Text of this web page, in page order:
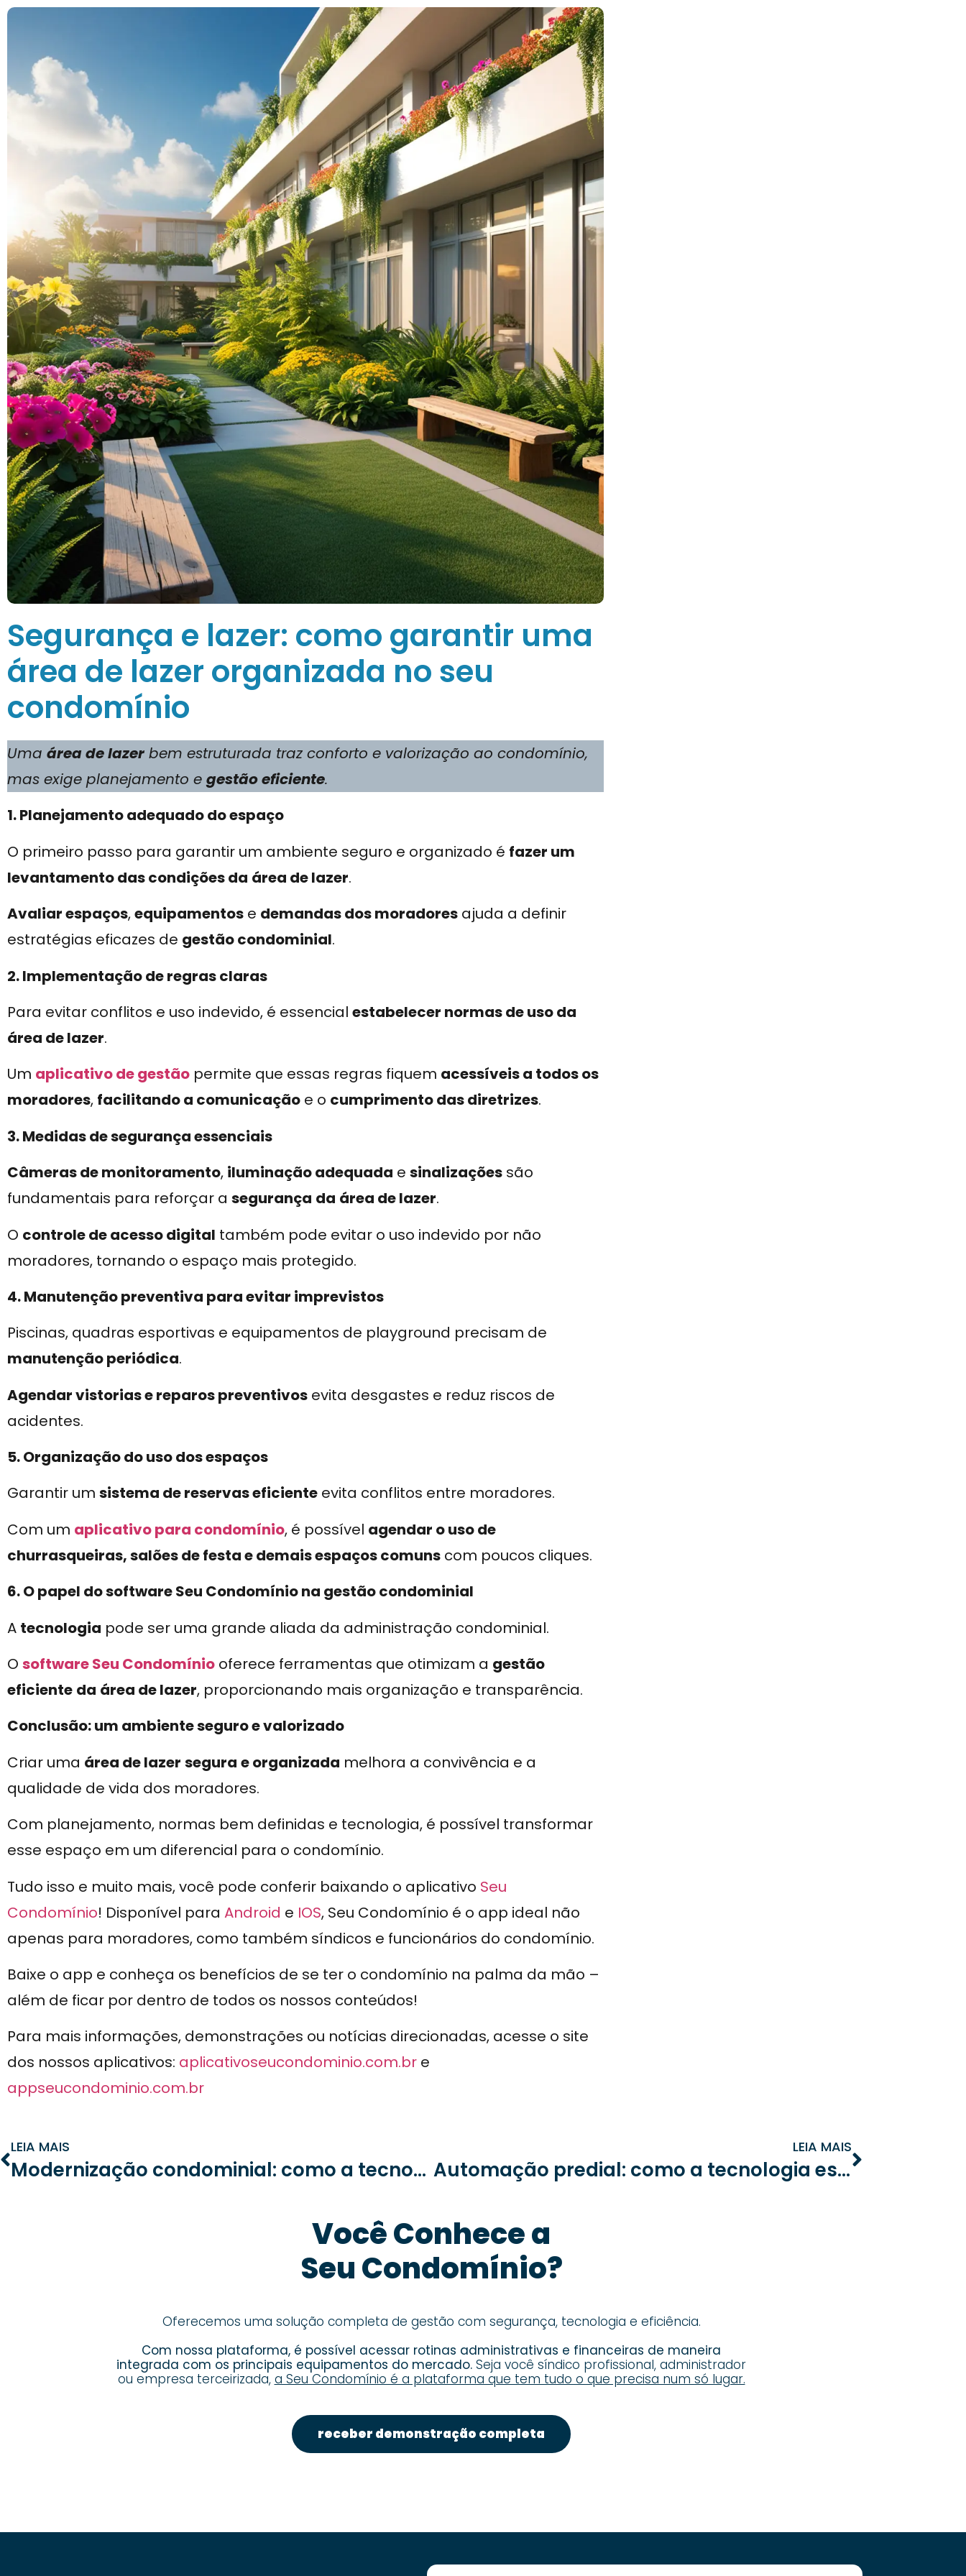
Segurança e lazer: como garantir uma
área de lazer organizada no seu
condomínio
Uma área de lazer bem estruturada traz conforto e valorização ao condomínio,
mas exige planejamento e gestão eficiente.
1. Planejamento adequado do espaço
O primeiro passo para garantir um ambiente seguro e organizado é fazer um
levantamento das condições da área de lazer.
Avaliar espaços,equipamentos e demandas dos moradores ajuda a definir
estratégias eficazes de gestão condominial.
2. Implementação de regras claras
Para evitar conflitos e uso indevido, é essencial estabelecer normas de uso da
área de lazer.
Um aplicativo de gestão permite que essas regras fiquem acessíveis a todos os
moradores, facilitando a comunicação e o cumprimento das diretrizes.
3. Medidas de segurança essenciais
Câmeras de monitoramento, iluminação adequada e sinalizações são
fundamentais para reforçar a segurança da área de lazer.
O controle de acesso digital também pode evitar o uso indevido por não
moradores, tornando o espaço mais protegido.
4. Manutenção preventiva para evitar imprevistos
Piscinas, quadras esportivas e equipamentos de playground precisam de
manutenção periódica.
Agendar vistorias e reparos preventivos evita desgastes e reduz riscos de
acidentes.
5. Organização do uso dos espaços
Garantir um sistema de reservas eficiente evita conflitos entre moradores.
Com um aplicativo para condomínio, é possível agendar o uso de
churrasqueiras, salões de festa e demais espaços comuns com poucos cliques.
6. O papel do software Seu Condomínio na gestão condominial
A tecnologia pode ser uma grande aliada da administração condominial.
O software Seu Condomínio oferece ferramentas que otimizam a gestão
eficiente da área de lazer, proporcionando mais organização e transparência.
Conclusão: um ambiente seguro e valorizado
Criar uma área de lazer segura e organizada melhora a convivência e a
qualidade de vida dos moradores.
Com planejamento, normas bem definidas e tecnologia, é possível transformar
esse espaço em um diferencial para o condomínio.
Tudo isso e muito mais, você pode conferir baixando o aplicativo Seu
Condomínio! Disponível para Android e IOS, Seu Condomínio é o app ideal não
apenas para moradores, como também síndicos e funcionários do condomínio.
Baixe o app e conheça os benefícios de se ter o condomínio na palma da mão –
além de ficar por dentro de todos os nossos conteúdos!
Para mais informações, demonstrações ou notícias direcionadas, acesse o site
dos nossos aplicativos: aplicativoseucondominio.com.br e
appseucondominio.com.br
LEIA MAIS
Modernização condominial: como a tecnologia está revolucionando a gestão
LEIA MAIS
Automação predial: como a tecnologia está revolucionando os condomínios
Você Conhece a
Seu Condomínio?
Oferecemos uma solução completa de gestão com segurança, tecnologia e eficiência.
Com nossa plataforma, é possível acessar rotinas administrativas e financeiras de maneira
integrada com os principais equipamentos do mercado. Seja você síndico profissional, administrador
ou empresa terceirizada, a Seu Condomínio é a plataforma que tem tudo o que precisa num só lugar.
receber demonstração completa